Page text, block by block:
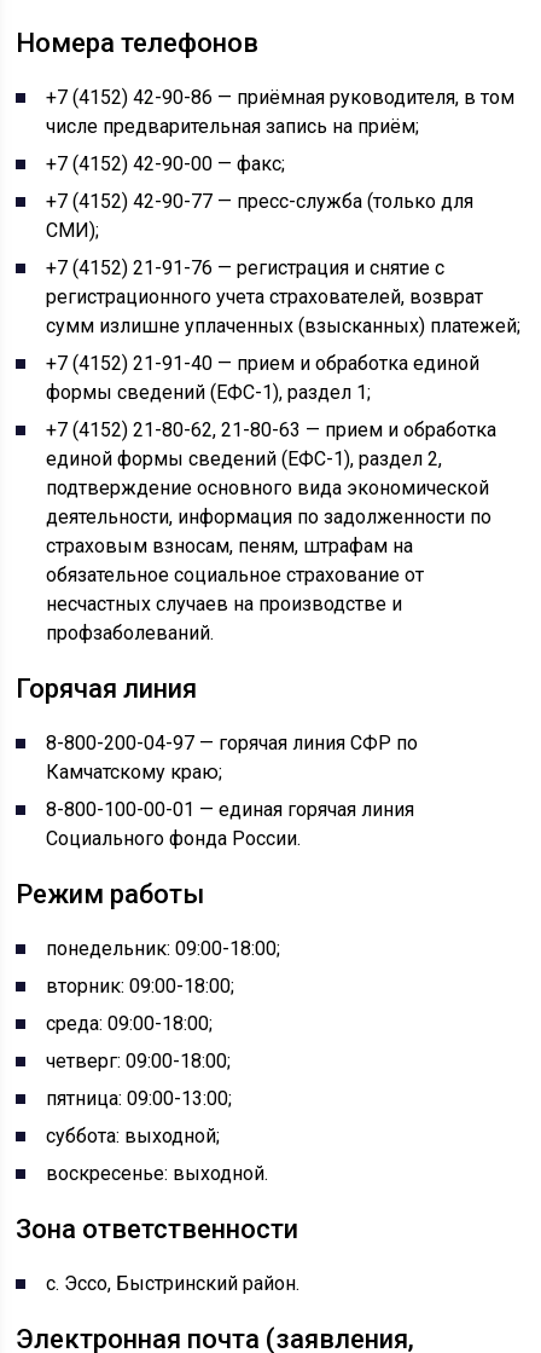
Номера телефонов
+7 (4152) 42-90-86 — приёмная руководителя, в том
числе предварительная запись на приём;
+7 (4152) 42-90-00 — факс;
+7 (4152) 42-90-77 — пресс-служба (только для
СМИ);
+7 (4152) 21-91-76 — регистрация и снятие с
регистрационного учета страхователей, возврат
сумм излишне уплаченных (взысканных) платежей;
+7 (4152) 21-91-40 — прием и обработка единой
формы сведений (ЕФС-1), раздел 1;
+7 (4152) 21-80-62, 21-80-63 — прием и обработка
единой формы сведений (ЕФС-1), раздел 2,
подтверждение основного вида экономической
деятельности, информация по задолженности по
страховым взносам, пеням, штрафам на
обязательное социальное страхование от
несчастных случаев на производстве и
профзаболеваний.
Горячая линия
8-800-200-04-97 — горячая линия СФР по
Камчатскому краю;
8-800-100-00-01 — единая горячая линия
Социального фонда России.
Режим работы
понедельник: 09:00-18:00;
вторник: 09:00-18:00;
среда: 09:00-18:00;
четверг: 09:00-18:00;
пятница: 09:00-13:00;
суббота: выходной;
воскресенье: выходной.
Зона ответственности
с. Эссо, Быстринский район.
Электронная почта (заявления,